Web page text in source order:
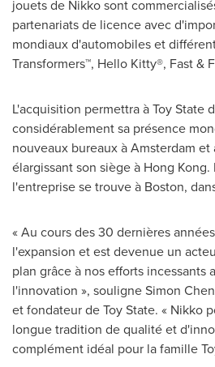
jouets de Nikko sont
partenariats de licence avec
mondiaux d'automobiles et
Transformers™, Hello Kitty®, Fast &
L'acquisition permettra à Toy State
considérablement sa présence
nouveaux bureaux àAmsterdam et
élargissant son siège à Hong Kong.
l'entreprise se trouve à Boston,
« Au cours des 30 dernières
l'expansion et est devenue un
plan grâce à nos efforts incessants
l'innovation », souligneSimon
et fondateur de Toy State. « Nikko
longue tradition de qualité et
complément idéal pour la famille